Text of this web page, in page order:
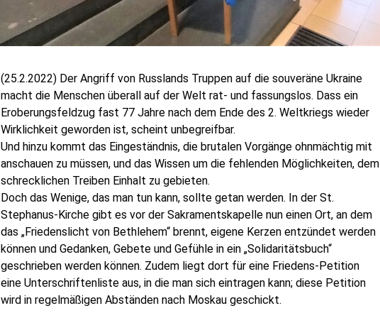
(25.2.2022) Der Angriff von Russlands Truppen auf die souveräne Ukraine
macht die Menschen überall auf der Welt rat- und fassungslos. Dass ein
Eroberungsfeldzug fast 77 Jahre nach dem Ende des 2. Weltkriegs wieder
Wirklichkeit geworden ist, scheint unbegreifbar.
Und hinzu kommt das Eingeständnis, die brutalen Vorgänge ohnmächtig mit
anschauen zu müssen, und das Wissen um die fehlenden Möglichkeiten, dem
schrecklichen Treiben Einhalt zu gebieten.
Doch das Wenige, das man tun kann, sollte getan werden. In der St.
Stephanus-Kirche gibt es vor der Sakramentskapelle nun einen Ort, an dem
das „Friedenslicht von Bethlehem“ brennt, eigene Kerzen entzündet werden
können und Gedanken, Gebete und Gefühle in ein „Solidaritätsbuch“
geschrieben werden können. Zudem liegt dort für eine Friedens-Petition
eine Unterschriftenliste aus, in die man sich eintragen kann; diese Petition
wird in regelmäßigen Abständen nach Moskau geschickt.